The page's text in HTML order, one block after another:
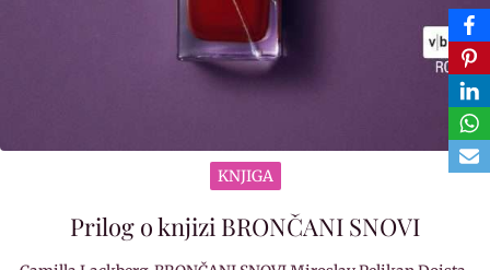
KNJIGA
Prilog o knjizi BRONČANI SNOVI